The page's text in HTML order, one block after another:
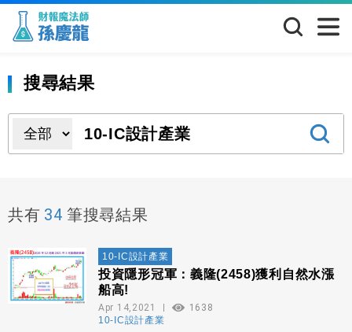
搜尋結果
共有 34 筆搜尋結果
10-IC設計產業
投資隱形冠軍：義隆(2458)獲利自然水漲
船高!
Apr 14,2021
1638
10-IC設計產業